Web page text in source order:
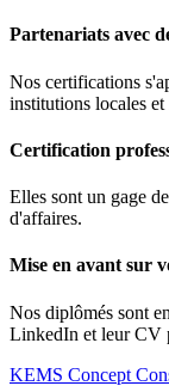
Partenariats avec
Nos certifications
institutions locales
Certification
Elles sont un gage
d'affaires.
Mise en avant sur
Nos diplômés sont
LinkedIn et leur CV
KEMS Concept